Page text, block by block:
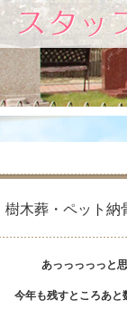
樹木葬・ペット納
あっっっっっと
今年も残すところあと